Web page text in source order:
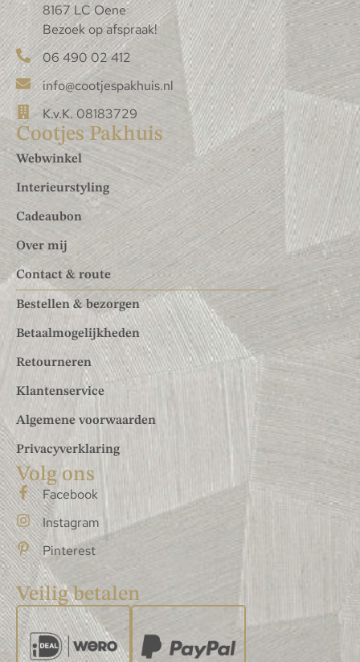
8167 LC Oene
Bezoek op afspraak!
06 490 02 412
info@cootjespakhuis.nl
K.v.K. 08183729
Cootjes Pakhuis
Webwinkel
Interieurstyling
Cadeaubon
Over mij
Contact & route
Bestellen & bezorgen
Betaalmogelijkheden
Retourneren
Klantenservice
Algemene voorwaarden
Privacyverklaring
Volg ons
Facebook
Instagram
Pinterest
Veilig betalen